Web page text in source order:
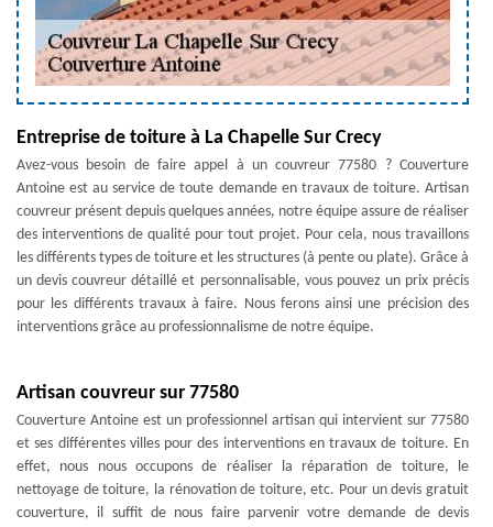
Entreprise de toiture à La Chapelle Sur Crecy
Avez-vous besoin de faire appel à un couvreur 77580 ? Couverture
Antoine est au service de toute demande en travaux de toiture. Artisan
couvreur présent depuis quelques années, notre équipe assure de réaliser
des interventions de qualité pour tout projet. Pour cela, nous travaillons
les différents types de toiture et les structures (à pente ou plate). Grâce à
un devis couvreur détaillé et personnalisable, vous pouvez un prix précis
pour les différents travaux à faire. Nous ferons ainsi une précision des
interventions grâce au professionnalisme de notre équipe.
Artisan couvreur sur 77580
Couverture Antoine est un professionnel artisan qui intervient sur 77580
et ses différentes villes pour des interventions en travaux de toiture. En
effet, nous nous occupons de réaliser la réparation de toiture, le
nettoyage de toiture, la rénovation de toiture, etc. Pour un devis gratuit
couverture, il suffit de nous faire parvenir votre demande de devis